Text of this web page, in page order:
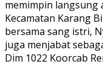
memimpin langsung
Kecamatan Karang
bersama sang istri,
juga menjabat
Dim 1022 Koorcab